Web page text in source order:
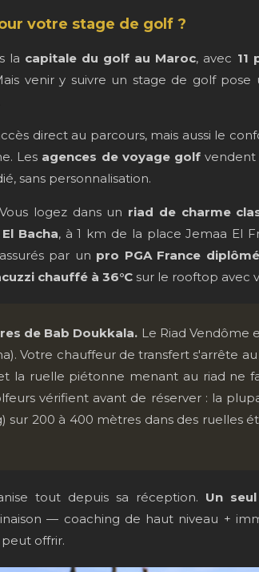
votre stage de golf ?
la capitale du golf au Maroc, avec 11
venir y suivre un stage de golf
direct au parcours, mais aussi le
Les agences de voyage golfvendent
sans personnalisation.
logez dans un riad de charme
Bacha, à 1 km de la place Jemaa El
par un pro PGA France
chauffé à 36°C sur le rooftop avec
de Bab Doukkala. Le Riad Vendôme
Votre chauffeur de transfert s'arrête
la ruelle piétonne menant au riad ne
vérifient avant de réserver : la
sur 200 à 400 mètres dans des ruelles
tout depuis sa réception. Un
— coaching de haut niveau +
offrir.